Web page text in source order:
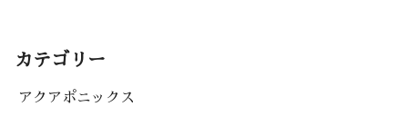
カテゴリー
アクアポニックス